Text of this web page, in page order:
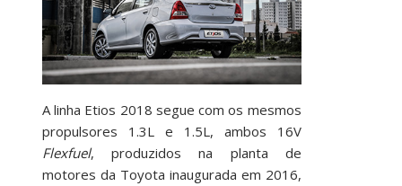
A linha Etios 2018 segue com os mesmos
propulsores 1.3L e 1.5L, ambos 16V
Flexfuel, produzidos na planta de
motores da Toyota inaugurada em 2016,